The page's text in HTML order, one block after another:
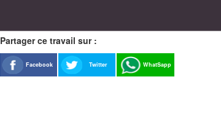
Partager ce travail sur :
Facebook Twitter WhatSapp